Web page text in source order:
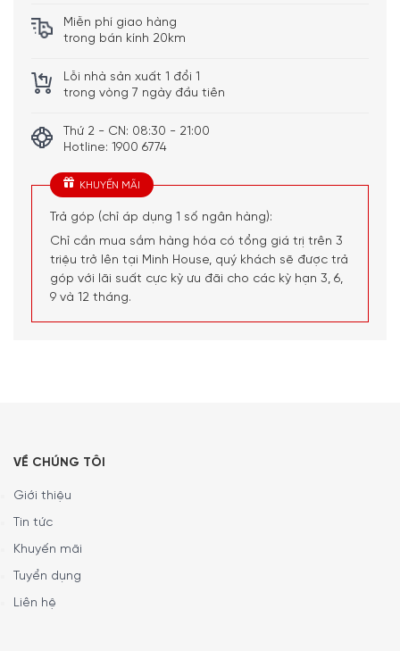
Miễn phí giao hàng
trong bán kính 20km
Lỗi nhà sản xuất 1 đổi 1
trong vòng 7 ngày đầu tiên
Thứ 2 - CN: 08:30 - 21:00
Hotline: 1900 6774
KHUYẾN MÃI
Trả góp (chỉ áp dụng 1 số ngân hàng):
Chỉ cần mua sắm hàng hóa có tổng giá trị trên 3
triệu trở lên tại Minh House, quý khách sẽ được trả
góp với lãi suất cực kỳ ưu đãi cho các kỳ hạn 3, 6,
9 và 12 tháng.
VỀ CHÚNG TÔI
Giới thiệu
Tin tức
Khuyến mãi
Tuyển dụng
Liên hệ